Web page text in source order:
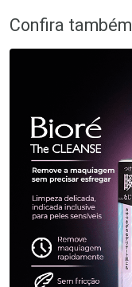
Confira também